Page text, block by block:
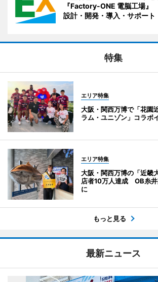
『Factory-ONE 電脳工場』
設計・開発・導入・サポート
特集
エリア特集
大阪・関西万博で「花園
ラム・ユニゾン」コラボ
エリア特集
大阪・関西万博の「近畿
店者10万人達成 OB糸
に
もっと見る
最新ニュース